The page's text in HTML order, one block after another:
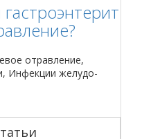
отравление,
Инфекции желудо-